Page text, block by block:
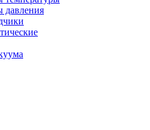
давления